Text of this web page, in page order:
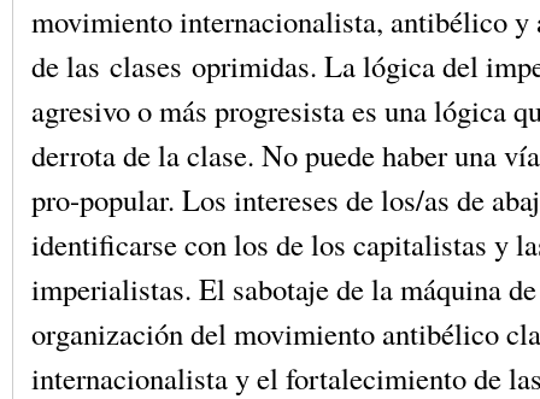
movimiento internacionalista, antibélico
de las clases oprimidas. La lógica del
agresivo o más progresista es una lógica
derrota de la clase. No puede haber una
pro-popular. Los intereses de los/as de
identificarse con los de los capitalistas y
imperialistas. El sabotaje de la máquina
organización del movimiento antibélico
internacionalista y el fortalecimiento de